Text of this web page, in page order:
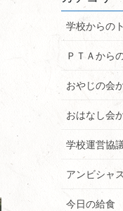
学校からの
ＰＴＡから
おやじの会
おはなし会
学校運営協
アンビシャ
今日の給食